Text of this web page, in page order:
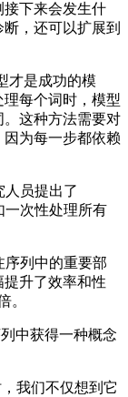
下来会发生什
，还可以扩展到
才是成功的模
每个词时，模型
这种方法需要对
为每一步都依赖
员提出了
一次性处理所有
列中的重要部
升了效率和性
。
中获得一种概念
我们不仅想到它